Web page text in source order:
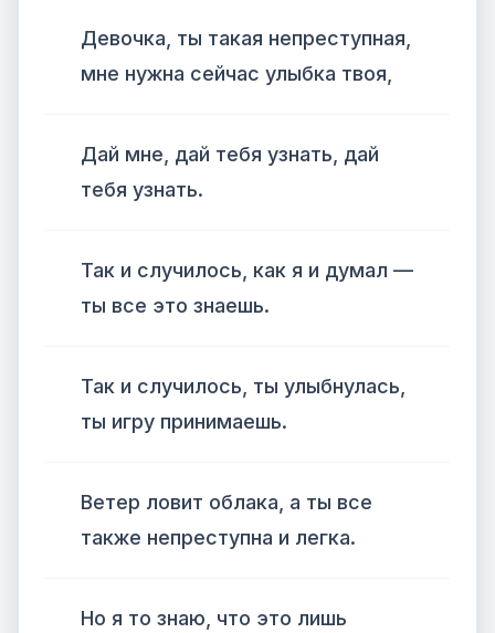
Девочка, ты такая непреступная,
мне нужна сейчас улыбка твоя,
Дай мне, дай тебя узнать, дай
тебя узнать.
Так и случилось, как я и думал —
ты все это знаешь.
Так и случилось, ты улыбнулась,
ты игру принимаешь.
Ветер ловит облака, а ты все
также непреступна и легка.
Но я то знаю, что это лишь